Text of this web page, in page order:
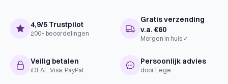
4,9/5 Trustpilot
200+ beoordelingen
Gratis verzending
v.a. €60
Morgen in huis ✓
Veilig betalen
iDEAL, Visa, PayPal
Persoonlijk advies
door Eege